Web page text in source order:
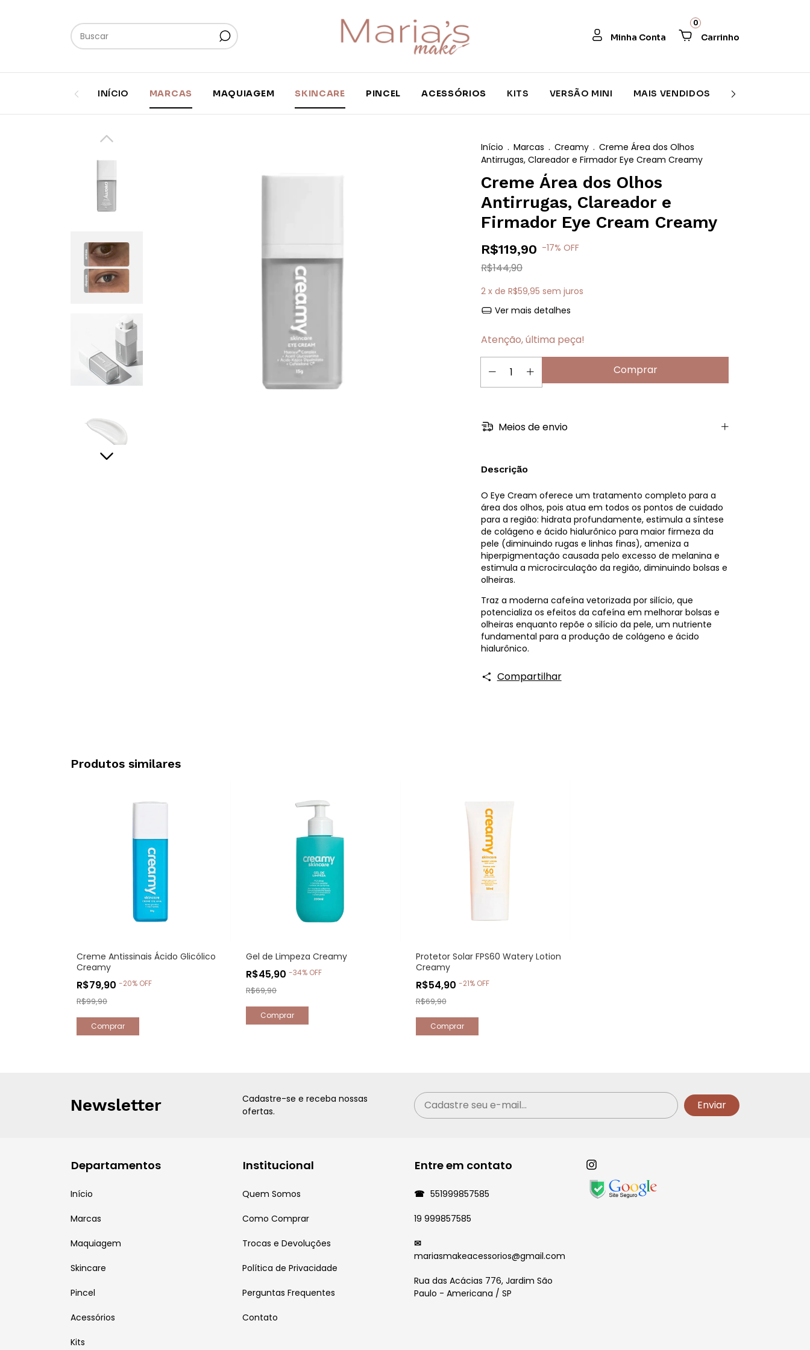
0
INÍCIO MARCAS MAQUIAGEM SKINCARE PINCEL ACESSÓRIOS KITS VERSÃO MINI MAIS VENDIDOS PROMOÇÃO
Início . Marcas . Creamy . Creme Área dos Olhos
Antirrugas, Clareador e Firmador Eye Cream Creamy
Creme Área dos Olhos
Antirrugas, Clareador e
Firmador Eye Cream Creamy
R$119,90 -17% OFF
R$144,90
2 x de R$59,95 sem juros
Ver mais detalhes
Atenção, última peça!
Meios de envio
Descrição
O Eye Cream oferece um tratamento completo para a
área dos olhos, pois atua em todos os pontos de cuidado
para a região: hidrata profundamente, estimula a síntese
de colágeno e ácido hialurônico para maior firmeza da
pele (diminuindo rugas e linhas finas), ameniza a
hiperpigmentação causada pelo excesso de melanina e
estimula a microcirculação da região, diminuindo bolsas e
olheiras.
Traz a moderna cafeína vetorizada por silício, que
potencializa os efeitos da cafeína em melhorar bolsas e
olheiras enquanto repõe o silício da pele, um nutriente
fundamental para a produção de colágeno e ácido
hialurônico.
Compartilhar
Produtos similares
Creme Antissinais Ácido Glicólico
Creamy
R$79,90 -20% OFF
R$99,90
Gel de Limpeza Creamy
R$45,90-34% OFF
R$69,90
Protetor Solar FPS60 Watery Lotion
Creamy
R$54,90 -21% OFF
R$69,90
Newsletter
Cadastre-se e receba nossas
ofertas.
Departamentos
Início
Marcas
Maquiagem
Skincare
Pincel
Acessórios
Kits
Institucional
Quem Somos
Como Comprar
Trocas e Devoluções
Política de Privacidade
Perguntas Frequentes
Contato
Entre em contato
551999857585
19 999857585
mariasmakeacessorios@gmail.com
Rua das Acácias 776, Jardim São
Paulo - Americana / SP